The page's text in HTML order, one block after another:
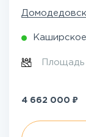
Площадь
4 662 000 ₽